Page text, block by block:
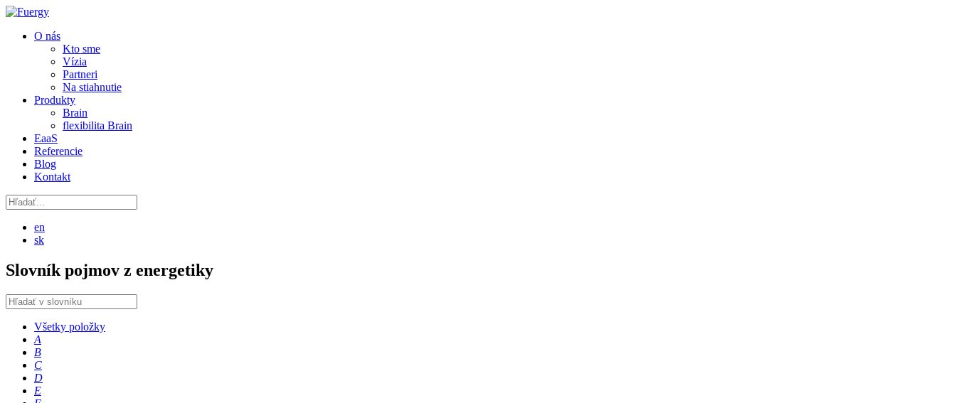
O nás
Kto sme
Vízia
Partneri
Na stiahnutie
Produkty
Brain
flexibilita Brain
EaaS
Referencie
Blog
Kontakt
en
sk
Slovník pojmov z energetiky
Všetky položky
A
B
C
D
E